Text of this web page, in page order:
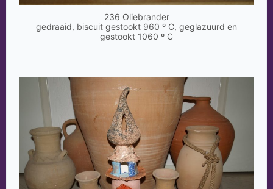
236 Oliebrander
gedraaid, biscuit gestookt 960 º C, geglazuurd en
gestookt 1060 º C